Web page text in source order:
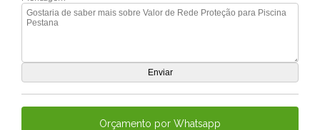
Orçamento por Whatsapp